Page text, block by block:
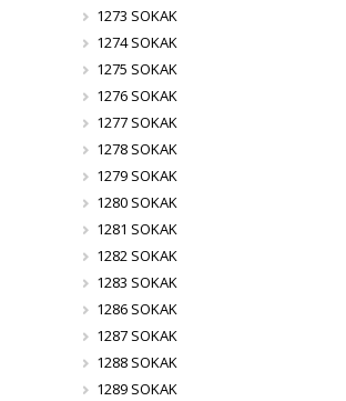
1273 SOKAK
1274 SOKAK
1275 SOKAK
1276 SOKAK
1277 SOKAK
1278 SOKAK
1279 SOKAK
1280 SOKAK
1281 SOKAK
1282 SOKAK
1283 SOKAK
1286 SOKAK
1287 SOKAK
1288 SOKAK
1289 SOKAK